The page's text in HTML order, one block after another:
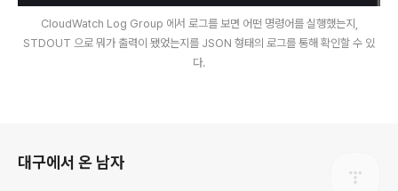
CloudWatch Log Group 에서 로그를 보면 어떤 명령어를 실행했는지,
STDOUT 으로 뭐가 출력이 됐었는지를 JSON 형태의 로그를 통해 확인할 수 있
다.
대구에서 온 남자